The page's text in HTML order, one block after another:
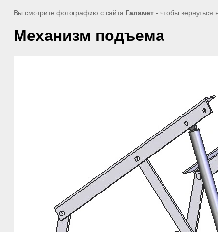
Вы смотрите фотографию с сайта Галамет - чтобы вернуться
Механизм подъема